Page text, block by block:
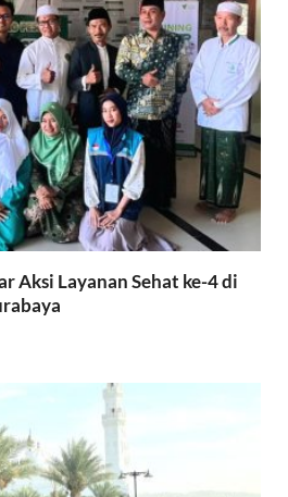
Aksi Layanan Sehat ke-4 di